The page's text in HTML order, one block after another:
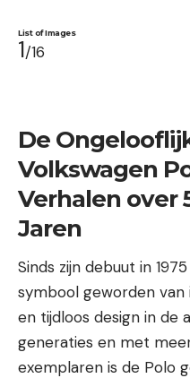
Volkswagen Polo Wordt
List of Images
1/16
De
Volkswagen
Verhalen over
Jaren
Sinds zijn debuut in
symbool geworden
en tijdloos design in de
generaties en met
exemplaren is de Polo